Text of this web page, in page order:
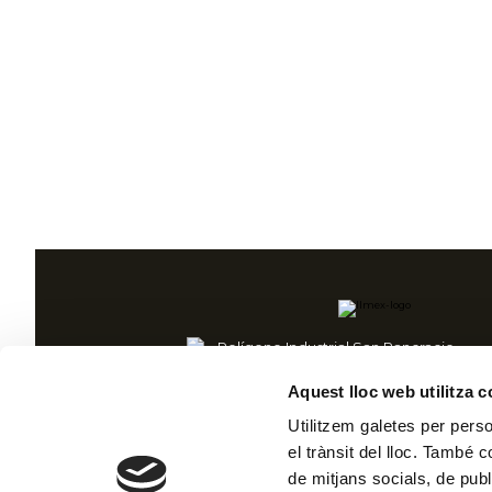
Aquest lloc web utilitza
Utilitzem galetes per
el trànsit del lloc. També
de mitjans socials, de
Polígono Industrial San Pancracio,
14500, Puente Genil – Córdoba
+34 957 603 101